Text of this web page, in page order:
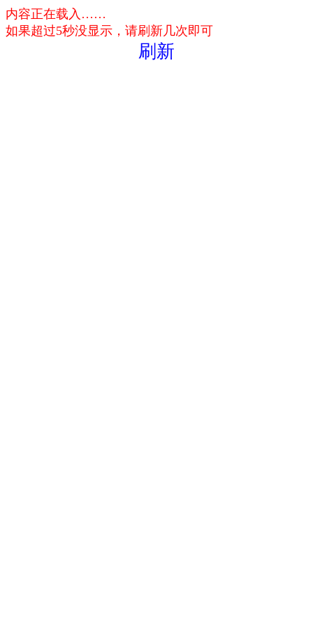
内容正在载入……
如果超过5秒没显示，请刷新几次即可
刷新